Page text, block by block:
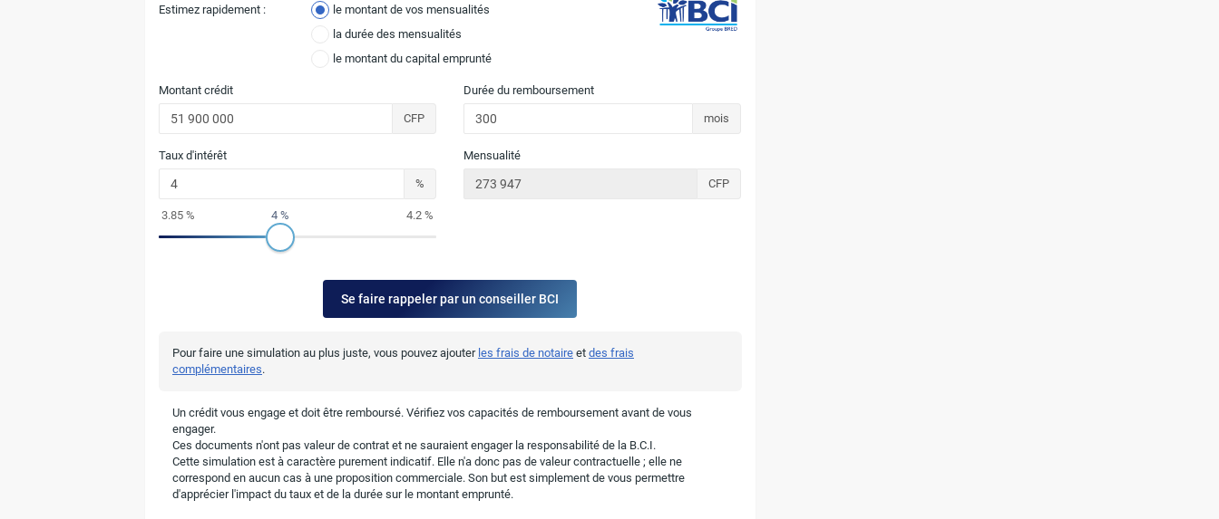
Estimez rapidement :
le montant de vos mensualités
la durée des mensualités
le montant du capital emprunté
Montant crédit
CFP
Taux d'intérêt
%
3.85 % 4.2 %
4 %
Durée du remboursement
mois
Mensualité
CFP
Se faire rappeler par un conseiller BCI
Pour faire une simulation au plus juste, vous pouvez ajouter les frais de notaire et des frais
complémentaires.
Un crédit vous engage et doit être remboursé. Vérifiez vos capacités de remboursement avant de vous
engager.
Ces documents n'ont pas valeur de contrat et ne sauraient engager la responsabilité de la B.C.I.
Cette simulation est à caractère purement indicatif. Elle n'a donc pas de valeur contractuelle ; elle ne
correspond en aucun cas à une proposition commerciale. Son but est simplement de vous permettre
d'apprécier l'impact du taux et de la durée sur le montant emprunté.